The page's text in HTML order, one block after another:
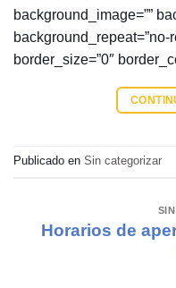
background_image=””
background_repeat=”no-
border_size=”0″
Publicado en Sin categorizar
Horarios de